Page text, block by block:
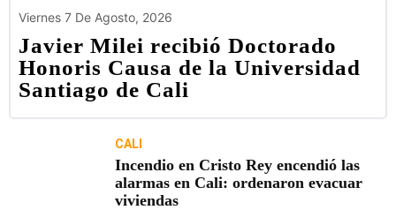
Viernes 7 De Agosto, 2026
Javier Milei recibió Doctorado
Honoris Causa de la Universidad
Santiago de Cali
CALI
Incendio en Cristo Rey encendió las
alarmas en Cali: ordenaron evacuar
viviendas